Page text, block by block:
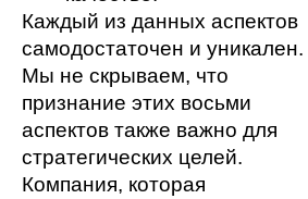
Каждый из данных аспектов
самодостаточен и уникален.
Мы не скрываем, что
признание этих восьми
аспектов также важно для
стратегических целей.
Компания, которая